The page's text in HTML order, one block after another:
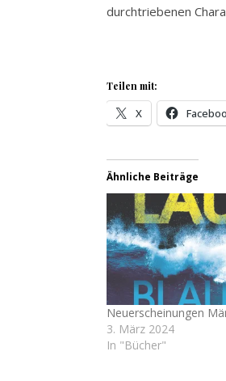
durchtriebenen
Teilen mit:
X
Ähnliche Beiträge
Neuerscheinungen
3. März 2024
In "Bücher"